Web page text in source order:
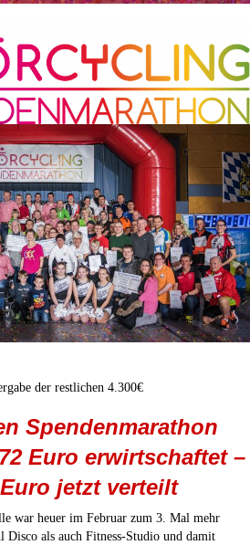
der restlichen 4.300€
Spendenmarathon
Euro erwirtschaftet –
jetzt verteilt
war heuer im Februar zum 3. Mal mehr
Disco als auch Fitness-Studio und damit